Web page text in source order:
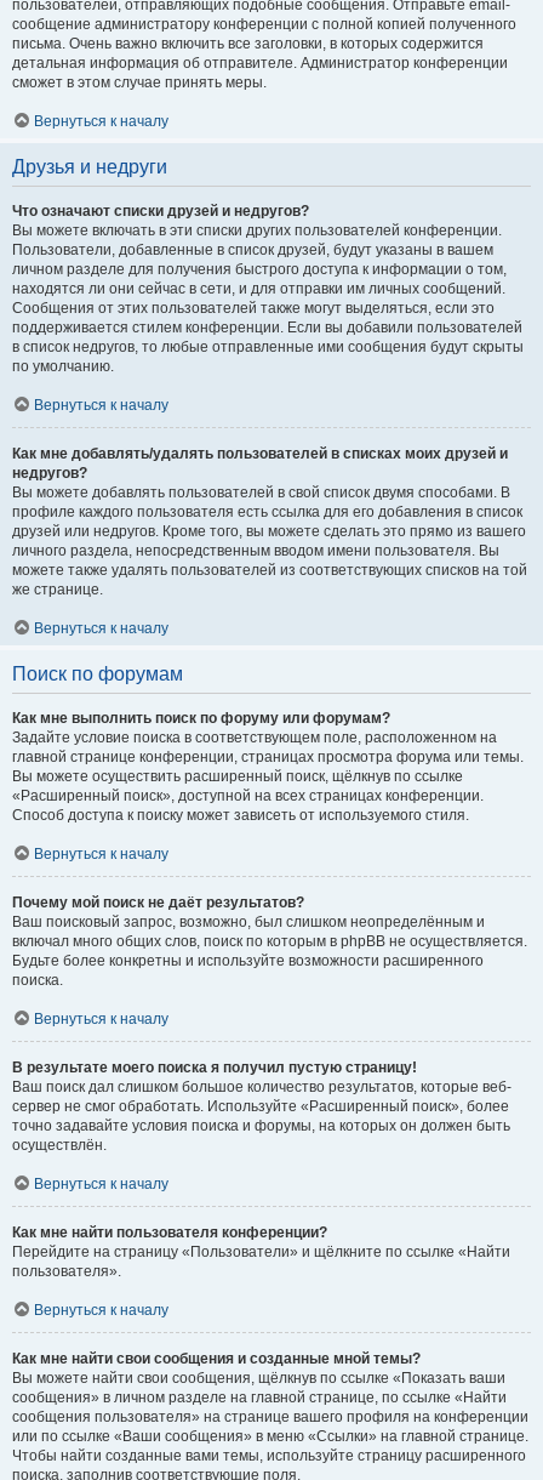
пользователей, отправляющих подобные сообщения. Отправьте email-
сообщение администратору конференции с полной копией полученного
письма. Очень важно включить все заголовки, в которых содержится
детальная информация об отправителе. Администратор конференции
сможет в этом случае принять меры.
Вернуться к началу
Друзья и недруги
Что означают списки друзей и недругов?
Вы можете включать в эти списки других пользователей конференции.
Пользователи, добавленные в список друзей, будут указаны в вашем
личном разделе для получения быстрого доступа к информации о том,
находятся ли они сейчас в сети, и для отправки им личных сообщений.
Сообщения от этих пользователей также могут выделяться, если это
поддерживается стилем конференции. Если вы добавили пользователей
в список недругов, то любые отправленные ими сообщения будут скрыты
по умолчанию.
Вернуться к началу
Как мне добавлять/удалять пользователей в списках моих друзей и
недругов?
Вы можете добавлять пользователей в свой список двумя способами. В
профиле каждого пользователя есть ссылка для его добавления в список
друзей или недругов. Кроме того, вы можете сделать это прямо из вашего
личного раздела, непосредственным вводом имени пользователя. Вы
можете также удалять пользователей из соответствующих списков на той
же странице.
Вернуться к началу
Поиск по форумам
Как мне выполнить поиск по форуму или форумам?
Задайте условие поиска в соответствующем поле, расположенном на
главной странице конференции, страницах просмотра форума или темы.
Вы можете осуществить расширенный поиск, щёлкнув по ссылке
«Расширенный поиск», доступной на всех страницах конференции.
Способ доступа к поиску может зависеть от используемого стиля.
Вернуться к началу
Почему мой поиск не даёт результатов?
Ваш поисковый запрос, возможно, был слишком неопределённым и
включал много общих слов, поиск по которым в phpBB не осуществляется.
Будьте более конкретны и используйте возможности расширенного
поиска.
Вернуться к началу
В результате моего поиска я получил пустую страницу!
Ваш поиск дал слишком большое количество результатов, которые веб-
сервер не смог обработать. Используйте «Расширенный поиск», более
точно задавайте условия поиска и форумы, на которых он должен быть
осуществлён.
Вернуться к началу
Как мне найти пользователя конференции?
Перейдите на страницу «Пользователи» и щёлкните по ссылке «Найти
пользователя».
Вернуться к началу
Как мне найти свои сообщения и созданные мной темы?
Вы можете найти свои сообщения, щёлкнув по ссылке «Показать ваши
сообщения» в личном разделе на главной странице, по ссылке «Найти
сообщения пользователя» на странице вашего профиля на конференции
или по ссылке «Ваши сообщения» в меню «Ссылки» на главной странице.
Чтобы найти созданные вами темы, используйте страницу расширенного
поиска, заполнив соответствующие поля.